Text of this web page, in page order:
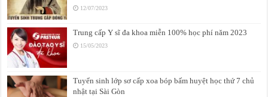
12/07/2023
Trung cấp Y sĩ đa khoa miễn 100% học phí năm 2023
15/05/2023
Tuyển sinh lớp sơ cấp xoa bóp bấm huyệt học thứ 7 chủ
nhật tại Sài Gòn